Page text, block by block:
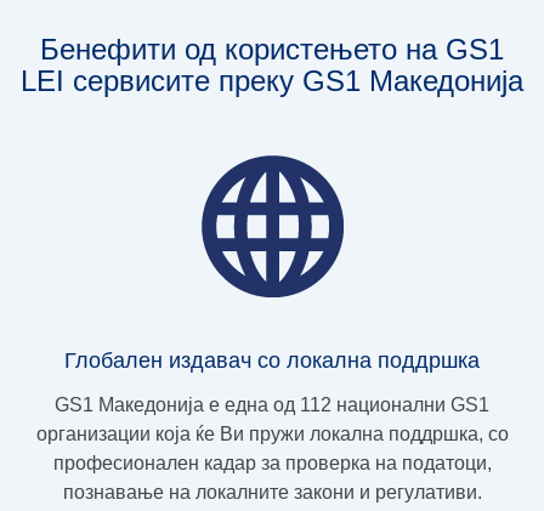
Бенефити од користењето на GS1
LEI сервисите преку GS1 Македонија
Глобален издавач со локална поддршка
GS1 Македонија е една од 112 национални GS1
организации која ќе Ви пружи локална поддршка, со
професионален кадар за проверка на податоци,
познавање на локалните закони и регулативи.